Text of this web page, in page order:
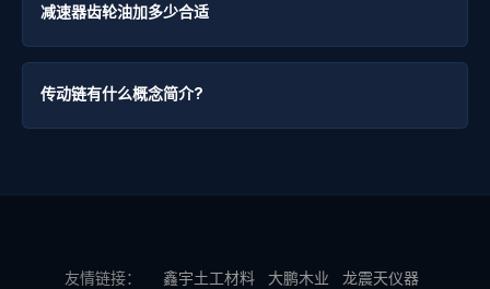
减速器齿轮油加多少合适
传动链有什么概念简介?
友情链接： 鑫宇土工材料 大鹏木业
龙震天仪器